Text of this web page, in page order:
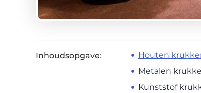
Inhoudsopgave:
Houten
Metalen
Kunststof